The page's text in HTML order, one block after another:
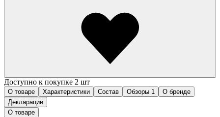
Доступно к покупке 2 шт
О товаре Характеристики Состав Обзоры 1
О бренде
Декларации
О товаре